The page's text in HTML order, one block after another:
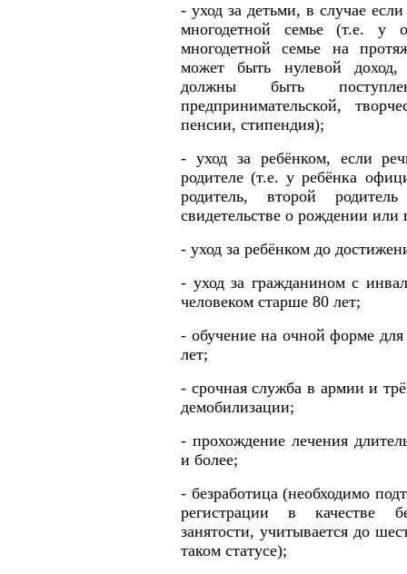
- уход за детьми, в случае
многодетной семье (т.е. у
многодетной семье на
может быть нулевой
должны быть
предпринимательской,
пенсии, стипендия);
- уход за ребёнком, если
родителе (т.е. у ребёнка
родитель, второй
свидетельстве о рождении или
- уход за ребёнком до
- уход за гражданином с
человеком старше 80 лет;
- обучение на очной форме
лет;
- срочная служба в армии и
демобилизации;
- прохождение лечения
и более;
- безработица (необходимо
регистрации в качестве
занятости, учитывается до
таком статусе);